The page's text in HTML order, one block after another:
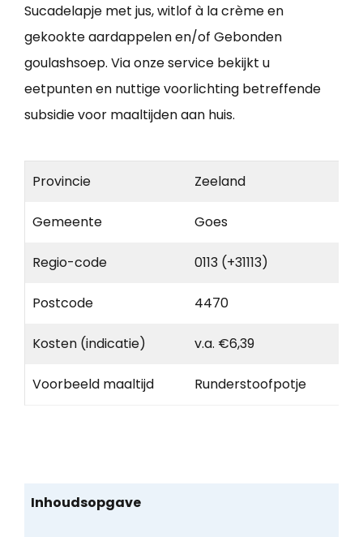
Sucadelapje met jus, witlof à la crème en
gekookte aardappelen en/of Gebonden
goulashsoep. Via onze service bekijkt u
eetpunten en nuttige voorlichting betreffende
subsidie voor maaltijden aan huis.
Provincie Zeeland
Gemeente Goes
Regio-code 0113 (+31113)
Postcode 4470
Kosten (indicatie) v.a. €6,39
Voorbeeld maaltijd Runderstoofpotje
Inhoudsopgave